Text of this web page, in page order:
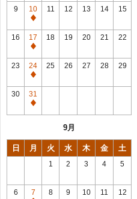
館
日
9
10
休
館
日
11 12 13 14 15
16
17
休
館
日
18 19 20 21 22
23
24
休
館
日
25 26 27 28 29
30
31
休
9月
日 月 火 水 木 金 土
1 2 3 4 5
6
7
8 9 10 11 12